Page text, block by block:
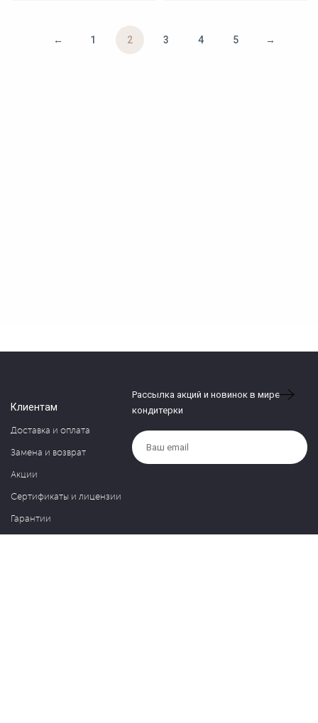
← 1 2 3 4 5 →
Клиентам
Доставка и оплата
Замена и возврат
Акции
Сертификаты и лицензии
Гарантии
Рассылка акций и новинок в мире
кондитерки